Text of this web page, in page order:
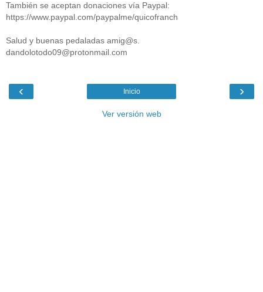
También se aceptan donaciones vía Paypal:
https://www.paypal.com/paypalme/quicofranch
Salud y buenas pedaladas amig@s.
dandolotodo09@protonmail.com
‹ ›
Inicio
Ver versión web